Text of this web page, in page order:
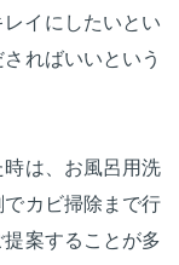
イにしたいとい
ればいいという
は、お風呂用洗
カビ掃除まで行
案することが多